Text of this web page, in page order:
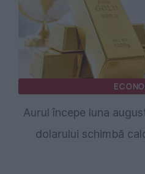
Aurul începe luna
dolarului schimbă